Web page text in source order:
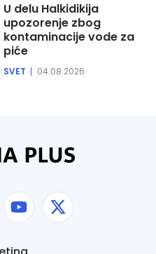
U delu Halkidikija
upozorenje zbog
kontaminacije vode za
piće
SVET 04.08.2026